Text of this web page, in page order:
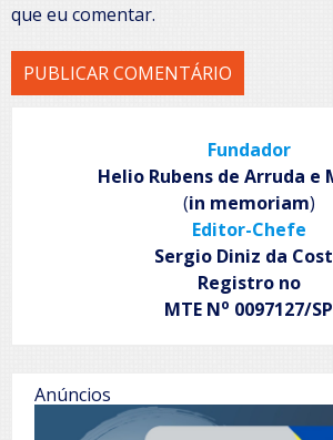
que eu comentar.
Fundador
Helio Rubens de Arruda e
(in memoriam)
Editor-Chefe
Sergio Diniz da
Registro no
MTE No 0097127/SP
Anúncios